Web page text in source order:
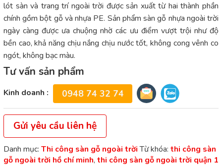
lót sàn và trang trí ngoài trời được sản xuất từ hai thành phần
chính gồm bột gỗ và nhựa PE. Sản phẩm sàn gỗ nhựa ngoài trời
ngày càng được ưa chuộng nhờ các ưu điểm vượt trội như độ
bền cao, khả năng chịu nắng chịu nước tốt, không cong vênh co
ngót, không bạc màu.
Tư vấn sản phẩm
Kinh doanh : 0948 74 32 74
Gửi yêu cầu liên hệ
Danh mục: Thi công sàn gỗ ngoài trời Từ khóa: thi công sàn
gỗ ngoài trời hồ chí minh, thi công sàn gỗ ngoài trời quận 1